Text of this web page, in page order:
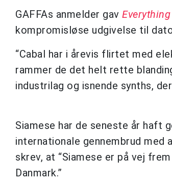
GAFFAs anmelder gav
kompromisløse udgivelse til
“Cabal har i årevis flirtet med
rammer de det helt rette
industrilag og isnende synths,
Siamese har de seneste år haft
internationale gennembrud med
skrev, at “Siamese er på vej
Danmark.”